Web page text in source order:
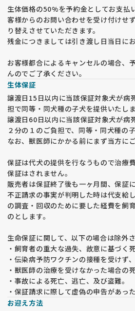
生体価格の50%を予約金としてお支払
客様からのお問い合わせを受け付けせ
り替えさせていただきます。
残金につきましては引き渡し日当日に
お客様都合によるキャンセルの場合、
んのでご了承ください。
生体保証
譲渡日15日以内に当該保証対象犬が病
担で同等・同犬種の子犬を提供いたしま
譲渡日60日以内に当該保証対象犬が病
２分の１のご負担で、同等・同犬種の
なお、獣医師にかかる前にまず当方に
保証は代犬の提供を行なうもので治療
保証はされません。
販売者は保証終了後も一ヶ月間、保証
不正請求の事実が判明した時は代支給
の調査・回収のために要した経費を飼
のとします。
生命保証に関して、以下の場合は除外さ
・飼育者の重大な過失、故意に基づく
・伝染病予防ワクチンの接種を受けず
・獣医師の治療を受けなかった場合の
・事故による死亡、逃亡、及び盗難。
・保証請求に際して虚偽の申告があっ
お迎え方法